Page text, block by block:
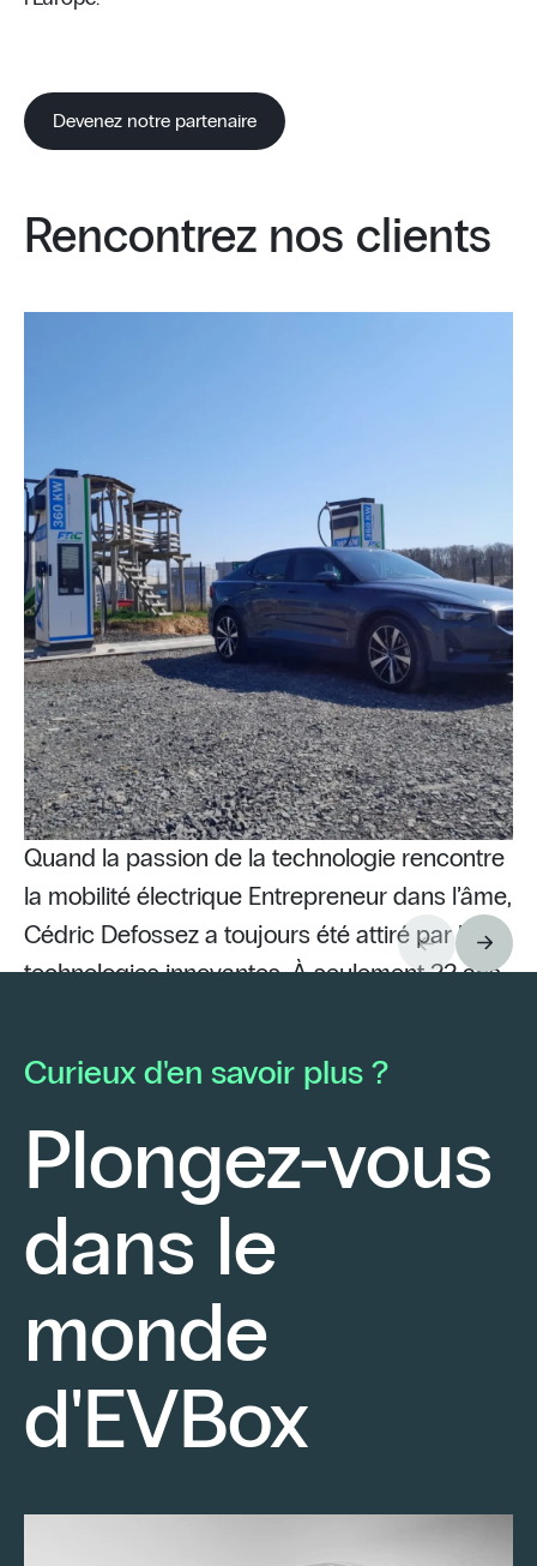
Devenez notre partenaire
Rencontrez nos clients
Quand la passion de la technologie rencontre
la mobilité électrique Entrepreneur dans l’âme,
Cédric Defossez a toujours été attiré par les
technologies innovantes. À seulement 22 ans,
clients des solutions à la pointe de la…
Curieux d'en savoir plus ?
Plongez-vous
dans le
monde
d'EVBox